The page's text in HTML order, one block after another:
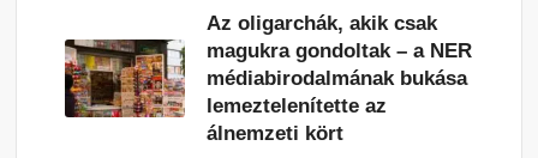
Az oligarchák, akik csak
magukra gondoltak – a NER
médiabirodalmának bukása
lemeztelenítette az
álnemzeti kört